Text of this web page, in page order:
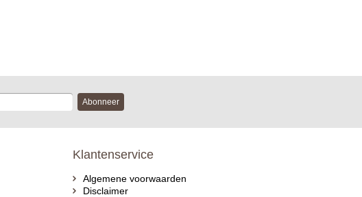
Abonneer
Klantenservice
Algemene voorwaarden
Disclaimer